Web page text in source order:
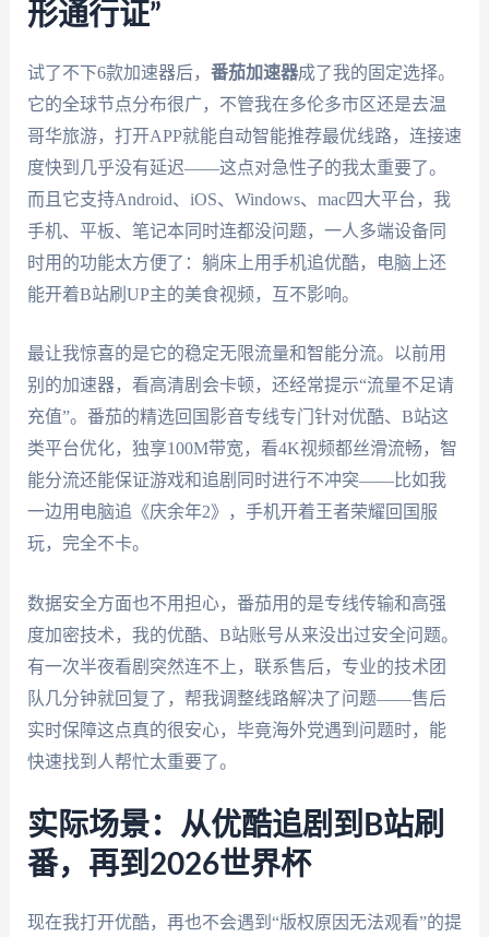
形通行证”
试了不下6款加速器后， 番茄加速器成了我的固定选择。
它的全球节点分布很广，不管我在多伦多市区还是去温
哥华旅游，打开APP就能自动智能推荐最优线路，连接速
度快到几乎没有延迟——这点对急性子的我太重要了。
而且它支持Android、iOS、Windows、mac四大平台，我
手机、平板、笔记本同时连都没问题，一人多端设备同
时用的功能太方便了：躺床上用手机追优酷，电脑上还
能开着B站刷UP主的美食视频，互不影响。
最让我惊喜的是它的稳定无限流量和智能分流。以前用
别的加速器，看高清剧会卡顿，还经常提示“流量不足请
充值”。番茄的精选回国影音专线专门针对优酷、B站这
类平台优化，独享100M带宽，看4K视频都丝滑流畅，智
能分流还能保证游戏和追剧同时进行不冲突——比如我
一边用电脑追《庆余年2》，手机开着王者荣耀回国服
玩，完全不卡。
数据安全方面也不用担心，番茄用的是专线传输和高强
度加密技术，我的优酷、B站账号从来没出过安全问题。
有一次半夜看剧突然连不上，联系售后，专业的技术团
队几分钟就回复了，帮我调整线路解决了问题——售后
实时保障这点真的很安心，毕竟海外党遇到问题时，能
快速找到人帮忙太重要了。
实际场景：从优酷追剧到B站刷
番，再到2026世界杯
现在我打开优酷，再也不会遇到“版权原因无法观看”的提